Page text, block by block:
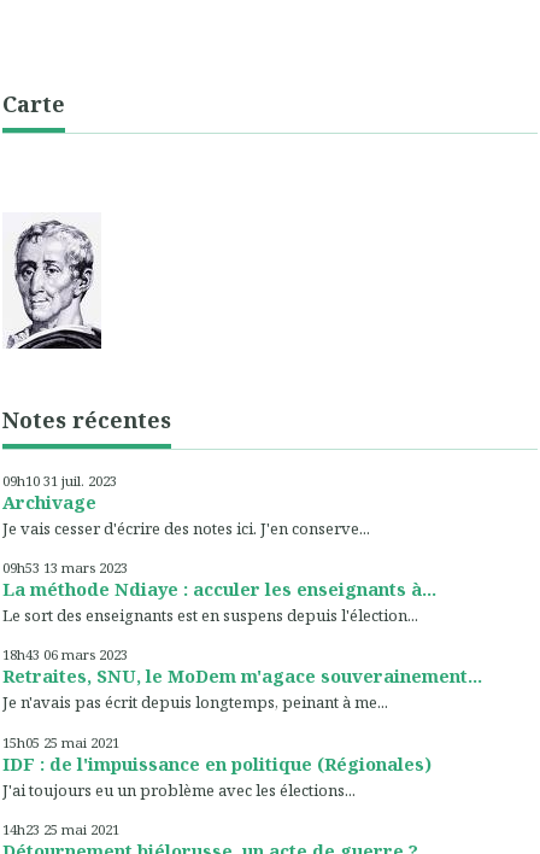
Carte
Notes récentes
09h10 31 juil. 2023
Archivage
Je vais cesser d'écrire des notes ici. J'en conserve...
09h53 13 mars 2023
La méthode Ndiaye : acculer les enseignants à...
Le sort des enseignants est en suspens depuis l'élection...
18h43 06 mars 2023
Retraites, SNU, le MoDem m'agace souverainement...
Je n'avais pas écrit depuis longtemps, peinant à me...
15h05 25 mai 2021
IDF : de l'impuissance en politique (Régionales)
J'ai toujours eu un problème avec les élections...
14h23 25 mai 2021